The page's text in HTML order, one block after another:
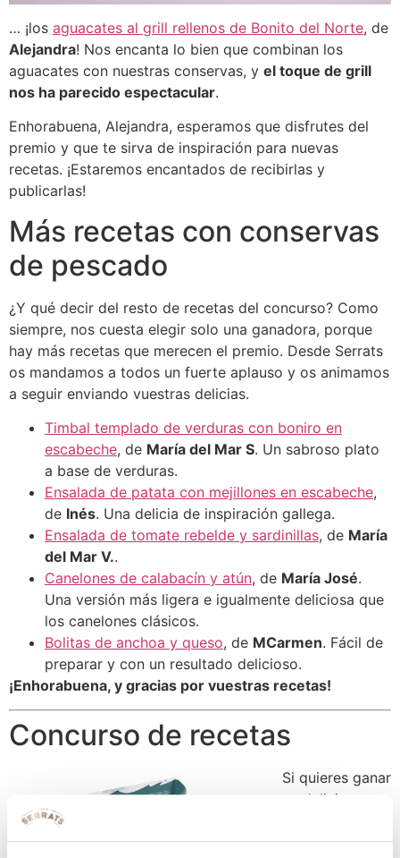
… ¡los aguacates al grill rellenos de Bonito del Norte, de
Alejandra! Nos encanta lo bien que combinan los
aguacates con nuestras conservas, y el toque de grill
nos ha parecido espectacular.
Enhorabuena, Alejandra, esperamos que disfrutes del
premio y que te sirva de inspiración para nuevas
recetas. ¡Estaremos encantados de recibirlas y
publicarlas!
Más recetas con conservas
de pescado
¿Y qué decir del resto de recetas del concurso? Como
siempre, nos cuesta elegir solo una ganadora, porque
hay más recetas que merecen el premio. Desde Serrats
os mandamos a todos un fuerte aplauso y os animamos
a seguir enviando vuestras delicias.
Timbal templado de verduras con boniro en
escabeche, de María del Mar S. Un sabroso plato
a base de verduras.
Ensalada de patata con mejillones en escabeche,
de Inés. Una delicia de inspiración gallega.
Ensalada de tomate rebelde y sardinillas, de María
del Mar V..
Canelones de calabacín y atún, de María José.
Una versión más ligera e igualmente deliciosa que
los canelones clásicos.
Bolitas de anchoa y queso, de MCarmen. Fácil de
preparar y con un resultado delicioso.
¡Enhorabuena, y gracias por vuestras recetas!
Concurso de recetas
Si quieres ganar
un delicioso
deAlejandra,